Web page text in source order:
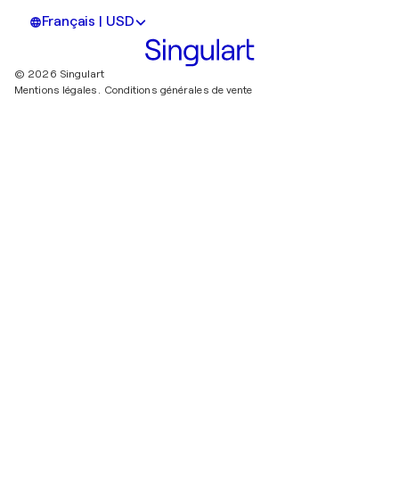
Français | USD
© 2026 Singulart
Mentions légales. Conditions générales de vente